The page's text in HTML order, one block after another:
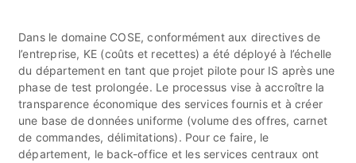
Dans le domaine COSE, conformément aux directives de
l’entreprise, KE (coûts et recettes) a été déployé à l’échelle
du département en tant que projet pilote pour IS après une
phase de test prolongée. Le processus vise à accroître la
transparence économique des services fournis et à créer
une base de données uniforme (volume des offres, carnet
de commandes, délimitations). Pour ce faire, le
département, le back-office et les services centraux ont